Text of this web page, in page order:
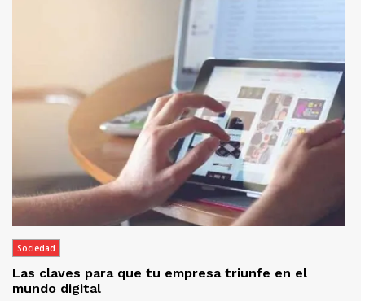
Sociedad
Las claves para que tu empresa triunfe en el
mundo digital